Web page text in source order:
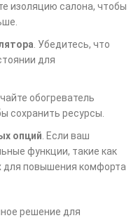
изоляцию салона, чтобы
. Убедитесь, что
для
обогреватель
сохранить ресурсы.
опций . Если ваш
функции, такие как
для повышения комфорта
решение для